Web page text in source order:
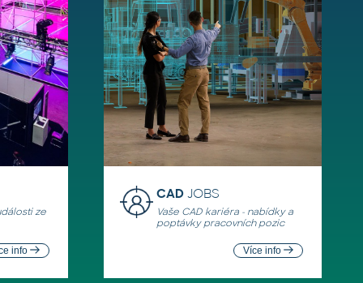
ze
info
CADJOBS
Vaše CAD kariéra - nabídky a
poptávky pracovních pozic
Více info